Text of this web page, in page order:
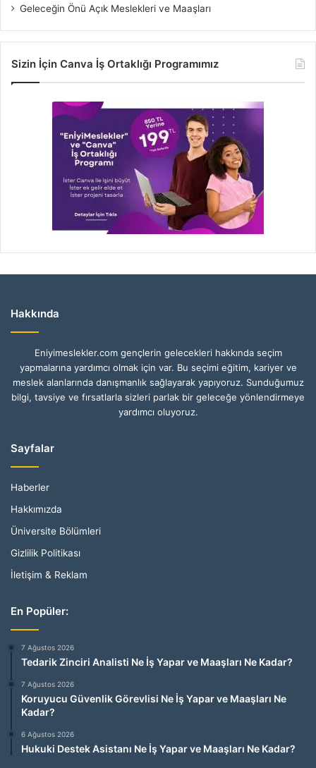
Geleceğin Önü Açık Meslekleri ve Maaşları
Sizin İçin Canva İş Ortaklığı Programımız
Hakkında
Eniyimeslekler.com gençlerin gelecekleri hakkında seçim
yapmalarına yardımcı olmak için var. Bu seçimi eğitim, kariyer ve
meslek alanlarında danışmanlık sağlayarak yapıyoruz. Sunduğumuz
bilgi, tavsiye ve fırsatlarla sizleri parlak bir geleceğe yönlendirmeye
yardımcı oluyoruz.
Sayfalar
Haberler
Hakkımızda
Üniversite Bölümleri
Gizlilik Politikası
İletişim & Reklam
En Popüler:
7 Ağustos 2026
Tedarik Zinciri Analisti Ne İş Yapar ve Maaşları Ne Kadar?
7 Ağustos 2026
Koruyucu Güvenlik Görevlisi Ne İş Yapar ve Maaşları Ne
Kadar?
6 Ağustos 2026
Hukuki Destek Asistanı Ne İş Yapar ve Maaşları Ne Kadar?